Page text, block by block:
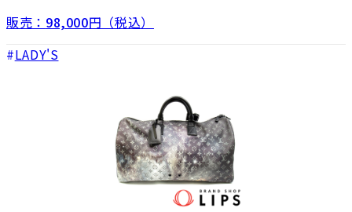
販売： 98,000円（税込）
LADY'S